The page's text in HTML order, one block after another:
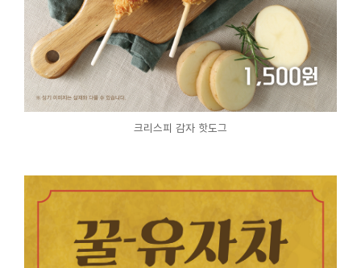
크리스피 감자 핫도그